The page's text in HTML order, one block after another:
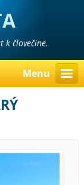
k človečine.
Menu